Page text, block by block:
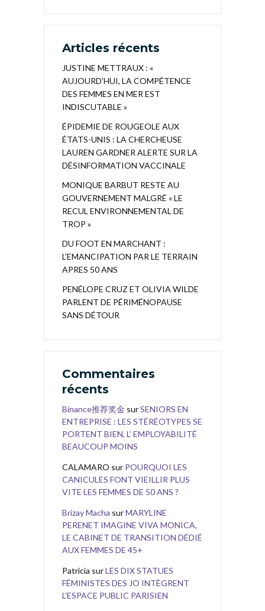
Articles récents
JUSTINE METTRAUX : «
AUJOURD’HUI, LA COMPÉTENCE
DES FEMMES EN MER EST
INDISCUTABLE »
ÉPIDEMIE DE ROUGEOLE AUX
ÉTATS-UNIS : LA CHERCHEUSE
LAUREN GARDNER ALERTE SUR LA
DÉSINFORMATION VACCINALE
MONIQUE BARBUT RESTE AU
GOUVERNEMENT MALGRÉ « LE
RECUL ENVIRONNEMENTAL DE
TROP »
DU FOOT EN MARCHANT :
L’EMANCIPATION PAR LE TERRAIN
APRES 50 ANS
PENÉLOPE CRUZ ET OLIVIA WILDE
PARLENT DE PÉRIMÉNOPAUSE
SANS DÉTOUR
Commentaires
récents
Binance推荐奖金 surSENIORS EN
ENTREPRISE : LES STÉRÉOTYPES SE
PORTENT BIEN, L’ EMPLOYABILITÉ
BEAUCOUP MOINS
CALAMARO sur POURQUOI LES
CANICULES FONT VIEILLIR PLUS
VITE LES FEMMES DE 50 ANS ?
Brizay Macha surMARYLINE
PERENET IMAGINE VIVA MONICA,
LE CABINET DE TRANSITION DÉDIÉ
AUX FEMMES DE 45+
Patricia surLES DIX STATUES
FÉMINISTES DES JO INTÈGRENT
L’ESPACE PUBLIC PARISIEN